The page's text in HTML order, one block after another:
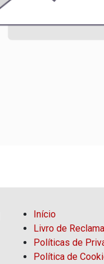
Início
Livro de
Políticas de
Política de